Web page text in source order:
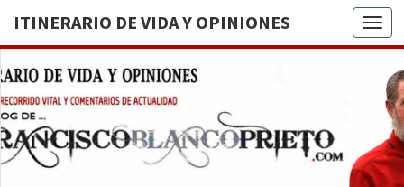
ITINERARIO DE VIDA Y OPINIONES
DE
BREVE
RECORRIDO
VITAL Y